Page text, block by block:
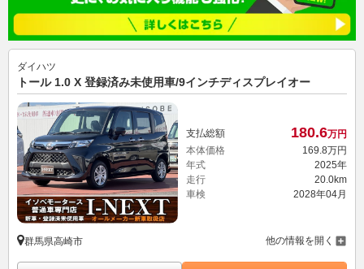
ダイハツ
トール 1.0 X 登録済み未使用車/9インチディスプレイオー
支払総額 180.6万円
本体価格
169.8万円
年式
2025年
走行
20.0km
車検
2028年04月
群馬県高崎市 他の情報を開く